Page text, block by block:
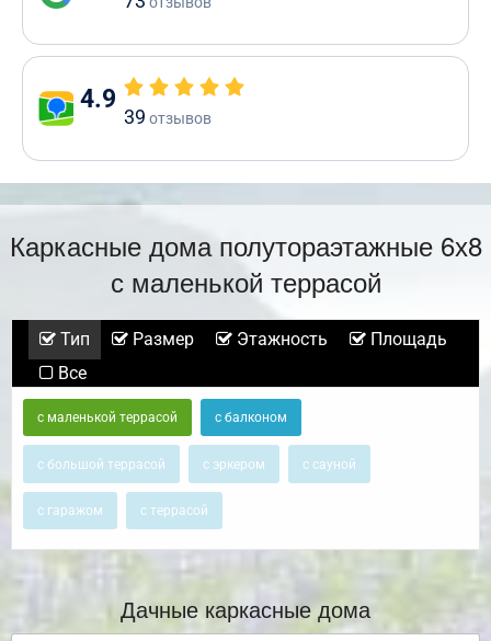
4.9
39 отзывов
Каркасные дома полутораэтажные 6х8
с маленькой террасой
Тип Размер Этажность
Площадь
Все
с маленькой террасой с балконом
с большой террасой с эркером с сауной
с гаражом с террасой
Дачные каркасные дома